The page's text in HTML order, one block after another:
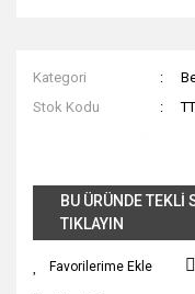
Kategori
Stok Kodu
BU ÜRÜNDE TEKLİ
TIKLAYIN